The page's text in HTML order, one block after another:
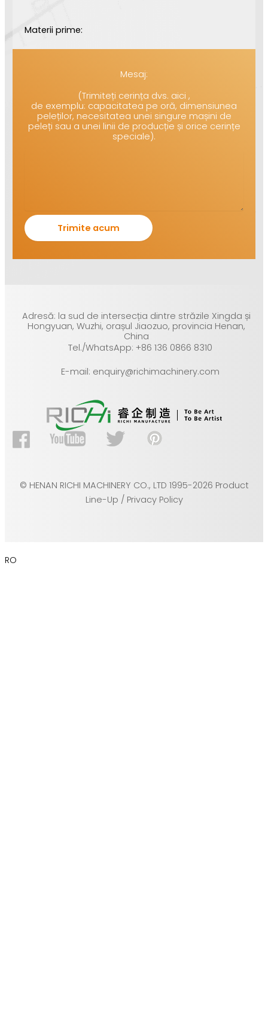
Materii prime:
Mesaj:
(Trimiteți cerința dvs. aici ,
de exemplu: capacitatea pe oră, dimensiunea
peleților, necesitatea unei singure mașini de
peleți sau a unei linii de producție și orice cerințe
speciale).
Adresă: la sud de intersecția dintre străzile Xingda și
Hongyuan, Wuzhi, orașul Jiaozuo, provincia Henan,
China
Tel./WhatsApp: +86 136 0866 8310
E-mail: enquiry@richimachinery.com
© HENAN RICHI MACHINERY CO., LTD 1995-2026 Product
Line-Up / Privacy Policy
RO